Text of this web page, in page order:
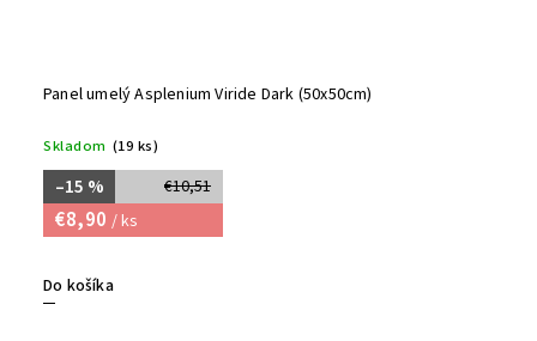
Panel umelý Asplenium Viride Dark (50x50cm)
Skladom (19 ks)
€10,51
–15 %
€8,90 / ks
Do košíka